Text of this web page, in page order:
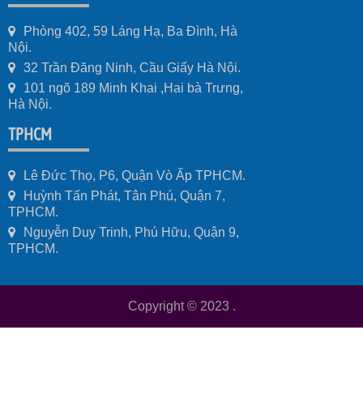
Phòng 402, 59 Láng Hạ, Ba Đình, Hà
Nội.
32 Trần Đăng Ninh, Cầu Giấy Hà Nội.
101 ngõ 189 Minh Khai ,Hai bà Trưng,
Hà Nội.
TPHCM
Lê Đức Thọ, P6, Quận Vò Ấp TPHCM.
Huỳnh Tấn Phát, Tân Phú, Quận 7,
TPHCM.
Nguyễn Duy Trinh, Phú Hữu, Quận 9,
TPHCM.
Copyright © 2023 .